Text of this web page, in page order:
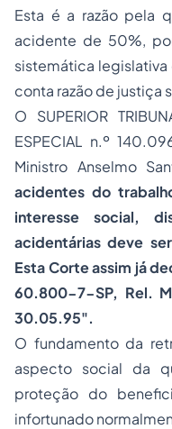
Esta é a razão pela
acidente de 50%,
sistemática
conta razão de justiça
O SUPERIOR
ESPECIAL n.º
Ministro Anselmo
acidentes do
interesse social,
acidentárias deve
Esta Corte assim já
60.800-7-SP, Rel.
30.05.95".
O fundamento da
aspecto social da
proteção do
infortunado